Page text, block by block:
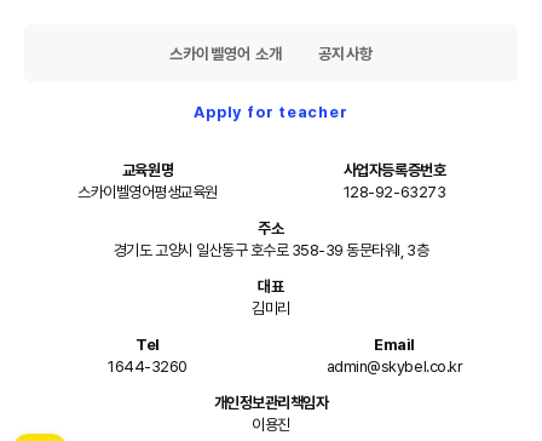
스카이벨영어 소개 공지사항
Apply for teacher
교육원명
스카이벨영어평생교육원
사업자등록증번호
128-92-63273
주소
경기도 고양시 일산동구 호수로 358-39 동문타워I, 3층
대표
김미리
Tel
1644-3260
Email
admin@skybel.co.kr
개인정보관리책임자
이용진